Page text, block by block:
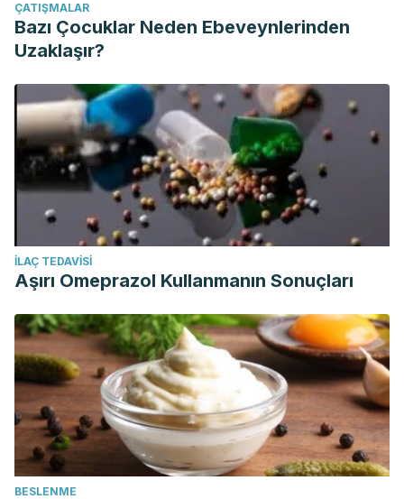
ÇATIŞMALAR
Bazı Çocuklar Neden Ebeveynlerinden
Uzaklaşır?
İLAÇ TEDAVISI
Aşırı Omeprazol Kullanmanın Sonuçları
BESLENME